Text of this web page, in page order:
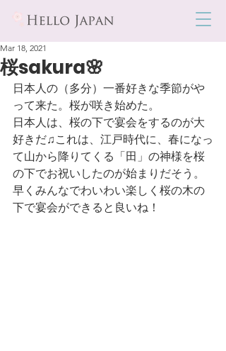
桜sakura🌸
Mar 18, 2021
日本人の（多分）一番好きな季節がや
って来た。桜が咲き始めた。
日本人は、桜の下で宴会をするのが大
好きだ♫これは、江戸時代に、春になっ
て山から降りてくる「田」の神様を桜
の下でお祝いしたのが始まりだそう。
早くみんなでわいわい楽しく桜の木の
下で宴会ができると良いね！